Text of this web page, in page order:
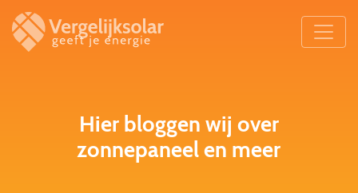
Hier bloggen wij over
zonnepaneel en meer